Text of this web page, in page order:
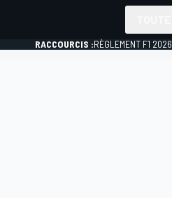
RACCOURCIS :RÈGLEMENT F1 2026